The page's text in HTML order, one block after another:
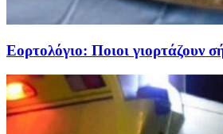
Εορτολόγιο: Ποιοι γιορτάζουν